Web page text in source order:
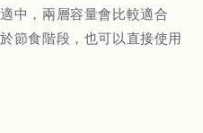
中，兩層容量會比較適合
節食階段，也可以直接使用